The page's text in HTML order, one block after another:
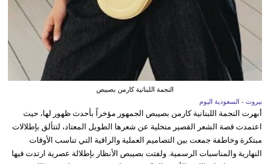
النجمة اللبنانية كارمن بصيبص
بيروت - السعودية اليوم
أبهرت النجمة اللبنانية كارمن بصيبص الجمهور مؤخراً بأحدث ظهور لها، حيث
اعتمدت قصة الشعر القصير متخلية عن شعرها الطويل المعتاد، لتتألق بإطلالات
مبتكرة وخاطفة جمعت بين التصاميم العملية والراقية التي تناسب الأوقات
النهارية والمناسبات الرسمية. ولفتت بصيبص الأنظار بإطلالة عصرية ارتدت فيها